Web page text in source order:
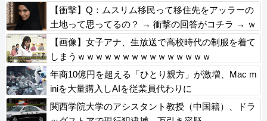
【衝撃】Q：ムスリム移民って移住先をアッラーの
土地って思ってるの？ → 衝撃の回答がコチラ → ｗ
ｗｗｗｗｗｗｗｗｗｗｗｗｗ
【画像】女子アナ、生放送で高校時代の制服を着て
しまうｗｗｗｗｗｗｗｗｗｗｗｗｗｗｗ
年商10億円を超える「ひとり親方」が激増、Mac m
iniを大量購入しAIを従業員代わりに
関西学院大学のアシスタント教授（中国籍）、ドラ